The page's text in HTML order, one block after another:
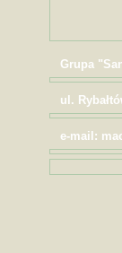
Grupa
ul.
e-mail: